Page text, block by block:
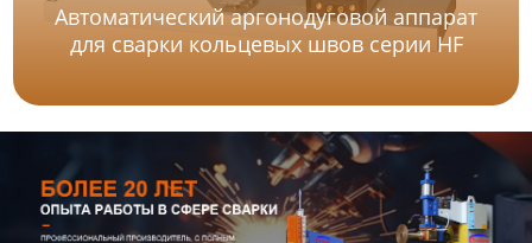
Автоматический аргонодуговой аппарат
для сварки кольцевых швов серии HF